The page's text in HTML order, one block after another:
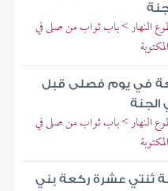
النهار > باب ثواب من صلى في
في يوم فصلى قبل
الجنة
النهار > باب ثواب من صلى في
ثنتي عشرة ركعة بني